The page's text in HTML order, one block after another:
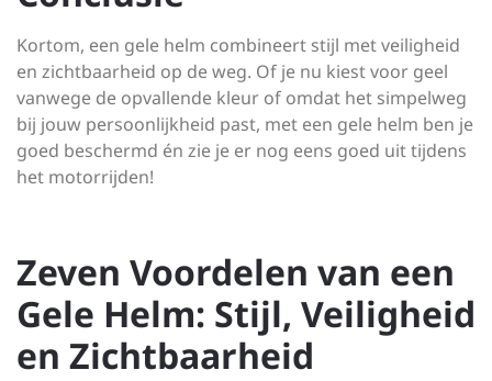
Kortom, een gele helm combineert stijl met veiligheid
en zichtbaarheid op de weg. Of je nu kiest voor geel
vanwege de opvallende kleur of omdat het simpelweg
bij jouw persoonlijkheid past, met een gele helm ben je
goed beschermd én zie je er nog eens goed uit tijdens
het motorrijden!
Zeven Voordelen van een
Gele Helm: Stijl, Veiligheid
en Zichtbaarheid